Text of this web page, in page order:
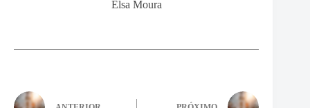
Elsa Moura